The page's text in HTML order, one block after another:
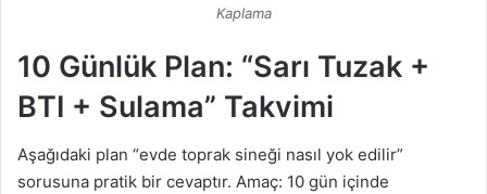
Kaplama
10 Günlük Plan: “Sarı Tuzak +
BTI + Sulama” Takvimi
Aşağıdaki plan “evde toprak sineği nasıl yok edilir”
sorusuna pratik bir cevaptır. Amaç: 10 gün içinde